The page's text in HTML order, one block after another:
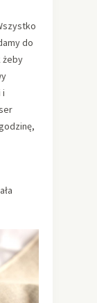
do
żeby
i